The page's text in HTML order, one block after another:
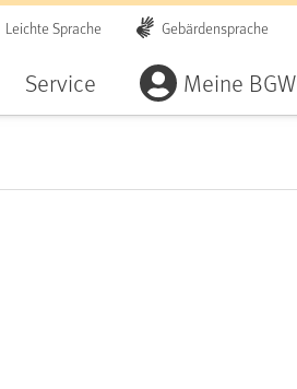
Leichte Sprache Gebärdensprache
Service Meine BGW